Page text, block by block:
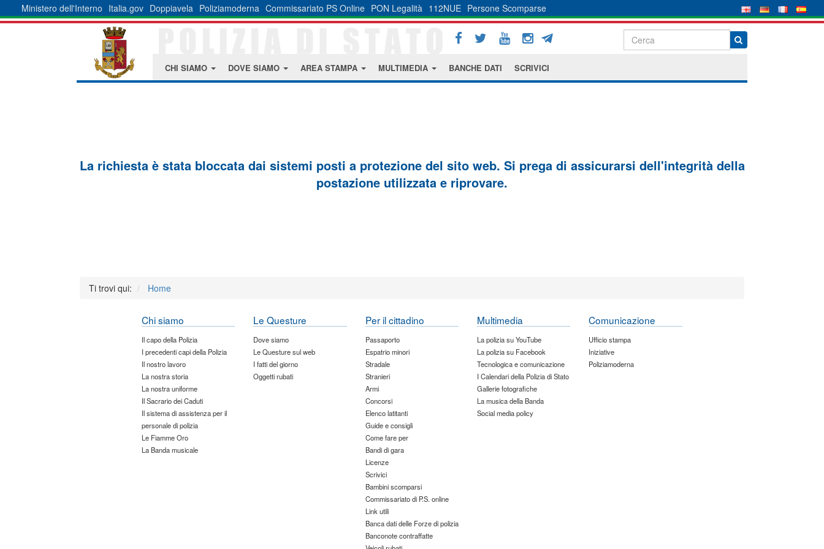
Ministero dell'Interno Italia.gov Doppiavela Poliziamoderna Commissariato PS Online PON Legalità 112NUE Persone Scomparse
CHI SIAMO DOVE SIAMO AREA STAMPA MULTIMEDIA BANCHE DATI SCRIVICI
La richiesta è stata bloccata dai sistemi posti a protezione del sito web. Si prega di assicurarsi dell'integrità della
postazione utilizzata e riprovare.
Ti trovi qui: Home
Chi siamo
Il capo della Polizia
I precedenti capi della Polizia
Il nostro lavoro
La nostra storia
La nostra uniforme
Il Sacrario dei Caduti
Il sistema di assistenza per il
personale di polizia
Le Fiamme Oro
La Banda musicale
Le Questure
Dove siamo
Le Questure sul web
I fatti del giorno
Oggetti rubati
Per il cittadino
Passaporto
Espatrio minori
Stradale
Stranieri
Armi
Concorsi
Elenco latitanti
Guide e consigli
Come fare per
Bandi di gara
Licenze
Scrivici
Bambini scomparsi
Commissariato di P.S. online
Link utili
Banca dati delle Forze di polizia
Banconote contraffatte
Multimedia
La polizia su YouTube
La polizia su Facebook
Tecnologica e comunicazione
I Calendari della Polizia di Stato
Gallerie fotografiche
La musica della Banda
Social media policy
Comunicazione
Ufficio stampa
Iniziative
Poliziamoderna